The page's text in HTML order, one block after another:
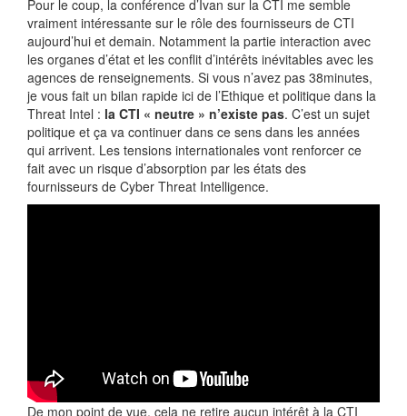
Pour le coup, la conférence d’Ivan sur la CTI me semble
vraiment intéressante sur le rôle des fournisseurs de CTI
aujourd’hui et demain. Notamment la partie interaction avec
les organes d’état et les conflit d’intérêts inévitables avec les
agences de renseignements. Si vous n’avez pas 38minutes,
je vous fait un bilan rapide ici de l’Ethique et politique dans la
Threat Intel : la CTI « neutre » n’existe pas. C’est un sujet
politique et ça va continuer dans ce sens dans les années
qui arrivent. Les tensions internationales vont renforcer ce
fait avec un risque d’absorption par les états des
fournisseurs de Cyber Threat Intelligence.
De mon point de vue, cela ne retire aucun intérêt à la CTI